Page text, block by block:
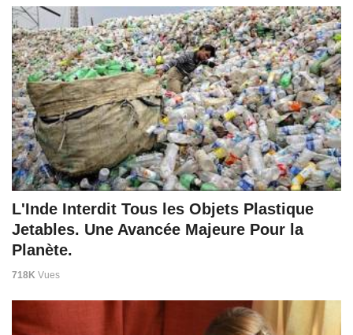
L'Inde Interdit Tous les Objets Plastique
Jetables. Une Avancée Majeure Pour la
Planète.
718K Vues